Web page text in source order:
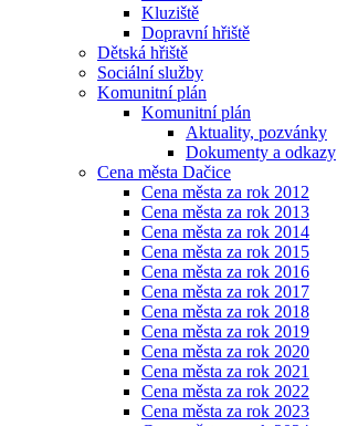
Kluziště
Dopravní hřiště
Dětská hřiště
Sociální služby
Komunitní plán
Komunitní plán
Aktuality, pozvánky
Dokumenty a odkazy
Cena města Dačice
Cena města za rok 2012
Cena města za rok 2013
Cena města za rok 2014
Cena města za rok 2015
Cena města za rok 2016
Cena města za rok 2017
Cena města za rok 2018
Cena města za rok 2019
Cena města za rok 2020
Cena města za rok 2021
Cena města za rok 2022
Cena města za rok 2023